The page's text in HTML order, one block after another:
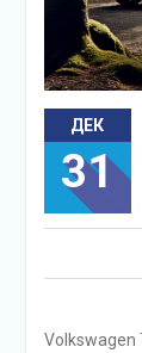
ДЕК
31
Volkswagen